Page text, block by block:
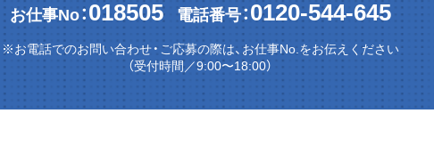
お仕事No：018505 電話番号：0120-544-645
※お電話でのお問い合わせ・ご応募の際は、お仕事No.をお伝えください
（受付時間／9:00〜18:00）